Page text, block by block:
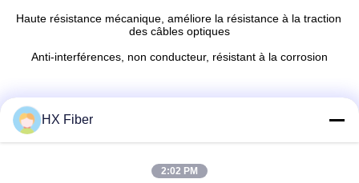
Haute résistance mécanique, améliore la résistance à la traction
des câbles optiques
Anti-interférences, non conducteur, résistant à la corrosion
HX Fiber
2:02 PM